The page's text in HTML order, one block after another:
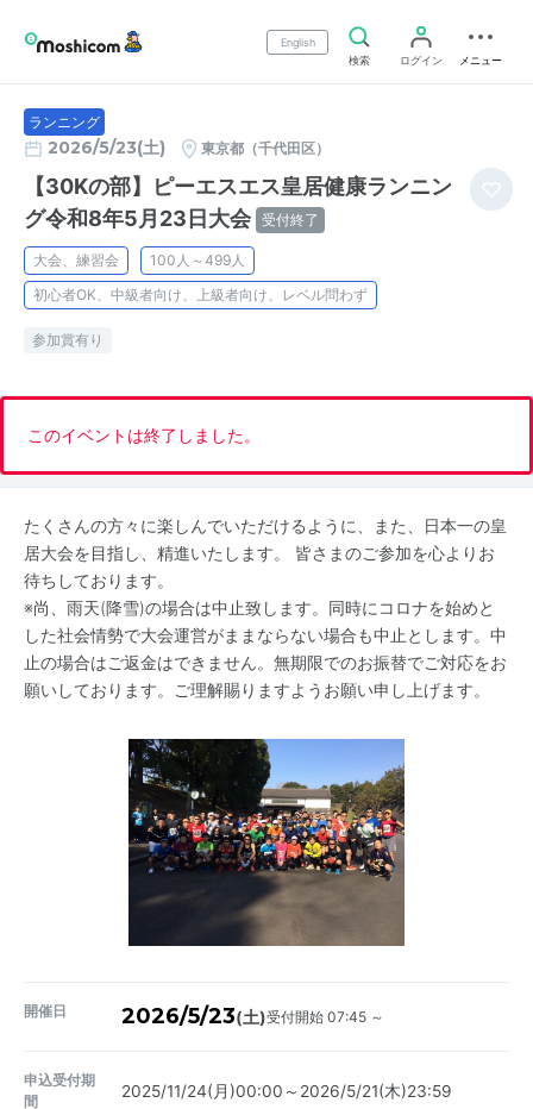
English
検索
ログイン メニュー
ランニング
2026/5/23(土) 東京都（千代田区）
【30Kの部】ピーエスエス皇居健康ランニン
グ令和8年5月23日大会 受付終了
大会、練習会
100人～499人
初心者OK、中級者向け、上級者向け、レベル問わず
参加賞有り
このイベントは終了しました。
たくさんの方々に楽しんでいただけるように、また、日本一の皇
居大会を目指し、精進いたします。 皆さまのご参加を心よりお
待ちしております。
※尚、雨天(降雪)の場合は中止致します。同時にコロナを始めと
した社会情勢で大会運営がままならない場合も中止とします。中
止の場合はご返金はできません。無期限でのお振替でご対応をお
願いしております。ご理解賜りますようお願い申し上げます。
開催日 2026/5/23(土)受付開始 07:45 ～
申込受付期
間
2025/11/24(月)00:00～2026/5/21(木)23:59